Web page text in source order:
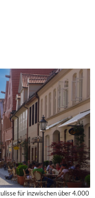
für inzwischen über 4.000